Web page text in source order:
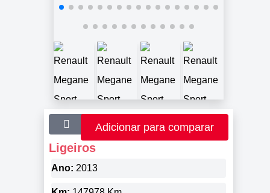
Adicionar para comparar
Ligeiros
Ano: 2013